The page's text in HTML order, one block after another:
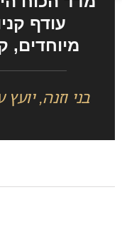
עודף
מיוחדים,
בני וזנה,